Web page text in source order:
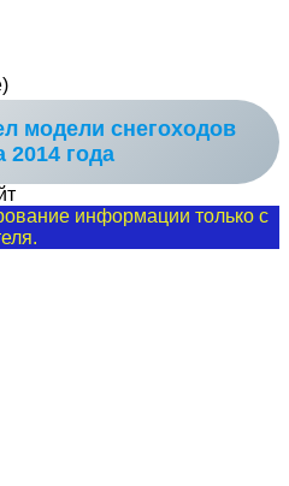
модели снегоходов
2014 года
информации только с